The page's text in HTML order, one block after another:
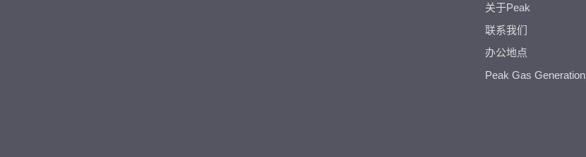
关于Peak
联系我们
办公地点
Peak Gas Generation